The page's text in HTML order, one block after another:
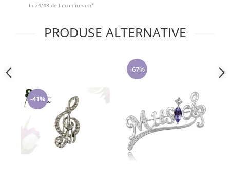
Cadouri pentru Doctori
In 24/48 de la confirmare*
PRODUSE ALTERNATIVE
-41%
-67%